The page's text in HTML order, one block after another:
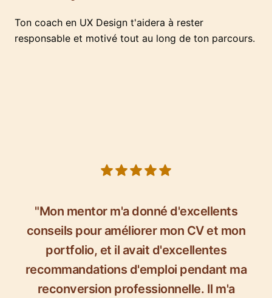
Ton coach en UX Design t'aidera à rester
responsable et motivé tout au long de ton parcours.
"Mon mentor m'a donné d'excellents
conseils pour améliorer mon CV et mon
portfolio, et il avait d'excellentes
recommandations d'emploi pendant ma
reconversion professionnelle. Il m'a